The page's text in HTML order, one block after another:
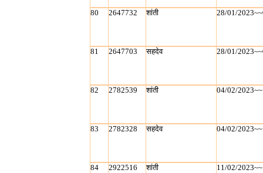
80 2647732 शांती 28/01/
81 2647703 सहदेव 28/01/
82 2782539 शांती 04/02/
83 2782328 सहदेव 04/02/
84 2922516 शांती 11/02/